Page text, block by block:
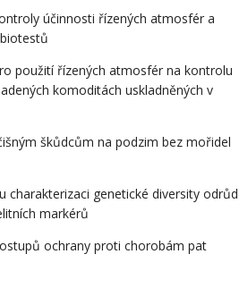
účinnosti řízených atmosfér a
použití řízených atmosfér na kontrolu
komoditách uskladněných v
škůdcům na podzim bez mořidel
charakterizaci genetické diversity odrůd
markérů
ochrany proti chorobám pat